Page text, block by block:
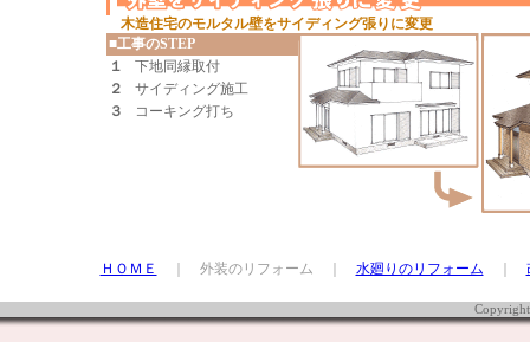
木造住宅のモルタル壁をサイディング張りに変更
■工事のSTEP
１
下地同縁取付
２
サイディング施工
３
コーキング打ち
ＨＯＭＥ ｜ 外装のリフォーム ｜ 水廻りのリフォーム